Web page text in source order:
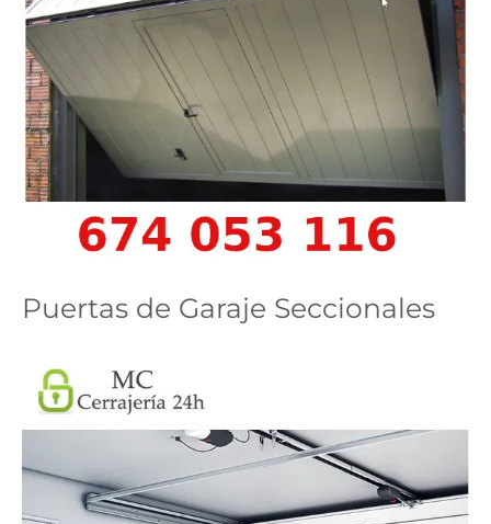
Puertas de Garaje Seccionales